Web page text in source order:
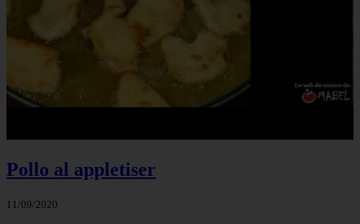
Pollo al appletiser
11/09/2020